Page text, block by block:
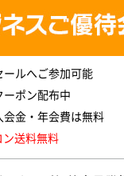
ールへご参加可能
ポン配布中
会金・年会費は無料
ン送料無料